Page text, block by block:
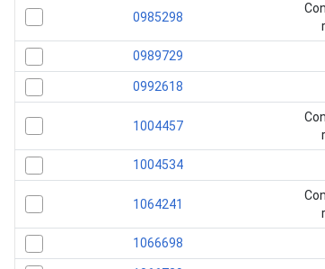
0985298
0989729
0992618
1004457
1004534
1064241
1066698